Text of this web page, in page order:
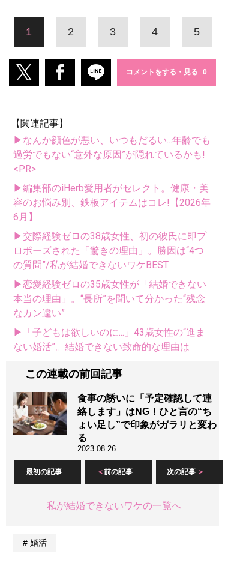
1 2 3 4 5
コメントをする・見る
【関連記事】
▶なんか顔色が悪い、いつもだるい...年齢でも
過労でもない“意外な原因”が隠れているかも!
<PR>
▶編集部のiHerb愛用者がセレクト。健康・美
容のお悩み別、鉄板アイテムはコレ!【2026年
6月】
▶交際経験ゼロの38歳女性、初の彼氏に即プ
ロポーズされた「驚きの理由」。勝因は“4つ
の質問”/私が結婚できないワケBEST
▶恋愛経験ゼロの35歳女性が「結婚できない
本当の理由」。“長所”を聞いて分かった“残念
なカン違い”
▶「子どもは欲しいのに...」43歳女性の“進ま
ない婚活”。結婚できない致命的な理由は
この連載の前回記事
食事の誘いに「予定確認して連
絡します」はNG！ひと言の“ち
ょい足し”で印象がガラリと変わ
る
2023.08.26
最初の記事 前の記事 次の記事
私が結婚できないワケの一覧へ
婚活